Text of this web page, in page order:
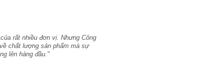
rất nhiều đơn vị. Nhưng Công
chất lượng sản phẩm mà sự
lên hàng đầu."